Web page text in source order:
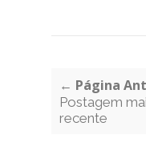
← Página
Postagem
recente